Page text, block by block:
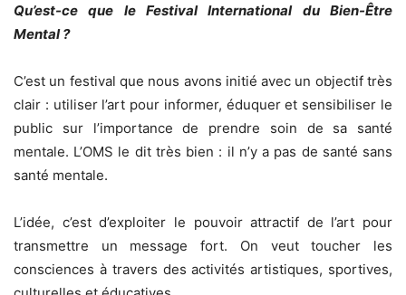
Qu’est-ce que le Festival International du Bien-Être
Mental ?
C’est un festival que nous avons initié avec un objectif très
clair : utiliser l’art pour informer, éduquer et sensibiliser le
public sur l’importance de prendre soin de sa santé
mentale. L’OMS le dit très bien : il n’y a pas de santé sans
santé mentale.
L’idée, c’est d’exploiter le pouvoir attractif de l’art pour
transmettre un message fort. On veut toucher les
consciences à travers des activités artistiques, sportives,